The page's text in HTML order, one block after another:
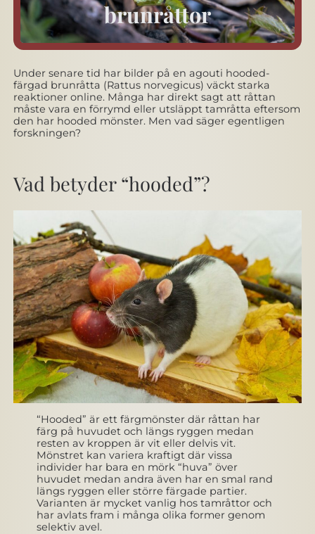
brunråttor
Under senare tid har bilder på en agouti hooded-
färgad brunråtta (Rattus norvegicus) väckt starka
reaktioner online. Många har direkt sagt att råttan
måste vara en förrymd eller utsläppt tamråtta eftersom
den har hooded mönster. Men vad säger egentligen
forskningen?
Vad betyder “hooded”?
“Hooded” är ett färgmönster där råttan har
färg på huvudet och längs ryggen medan
resten av kroppen är vit eller delvis vit.
Mönstret kan variera kraftigt där vissa
individer har bara en mörk “huva” över
huvudet medan andra även har en smal rand
längs ryggen eller större färgade partier.
Varianten är mycket vanlig hos tamråttor och
har avlats fram i många olika former genom
selektiv avel.